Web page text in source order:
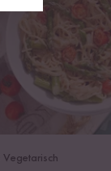
Vegetarisch